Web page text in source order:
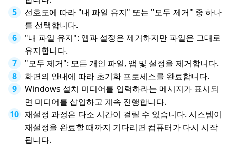
선호도에 따라 "내 파일 유지" 또는 "모두 제거" 중 하나
를 선택합니다.
"내 파일 유지": 앱과 설정은 제거하지만 파일은 그대로
유지합니다.
"모두 제거": 모든 개인 파일, 앱 및 설정을 제거합니다.
화면의 안내에 따라 초기화 프로세스를 완료합니다.
Windows 설치 미디어를 입력하라는 메시지가 표시되
면 미디어를 삽입하고 계속 진행합니다.
재설정 과정은 다소 시간이 걸릴 수 있습니다. 시스템이
재설정을 완료할 때까지 기다리면 컴퓨터가 다시 시작
됩니다.